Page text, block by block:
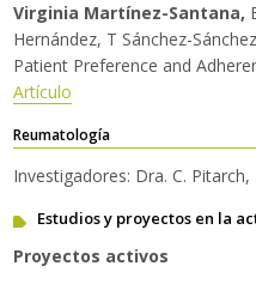
Virginia Martínez-Santana,
Hernández, T Sánchez-Sánchez
Patient Preference and
Artículo
Reumatología
Investigadores: Dra. C.
Estudios y proyectos en la
Proyectos activos